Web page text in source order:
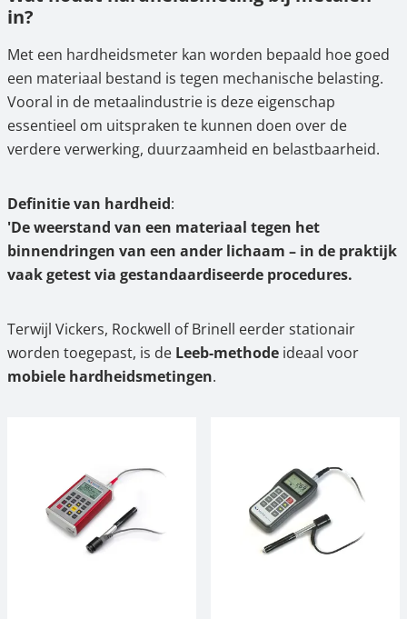
Modellen in vergelijking – voor een snel
8. Wij adviseren u graag persoonlijk
9. Leeb-hardheidsmeters van SAUTER online
kopen bij Ascuro©
in?
Met een hardheidsmeter kan worden bepaald hoe goed
een materiaal bestand is tegen mechanische belasting.
Vooral in de metaalindustrie is deze eigenschap
essentieel om uitspraken te kunnen doen over de
verdere verwerking, duurzaamheid en belastbaarheid.
Definitie van hardheid:
'De weerstand van een materiaal tegen het
binnendringen van een ander lichaam – in de praktijk
vaak getest via gestandaardiseerde procedures.
Terwijl Vickers, Rockwell of Brinell eerder stationair
worden toegepast, is de Leeb-methode ideaal voor
mobiele hardheidsmetingen.